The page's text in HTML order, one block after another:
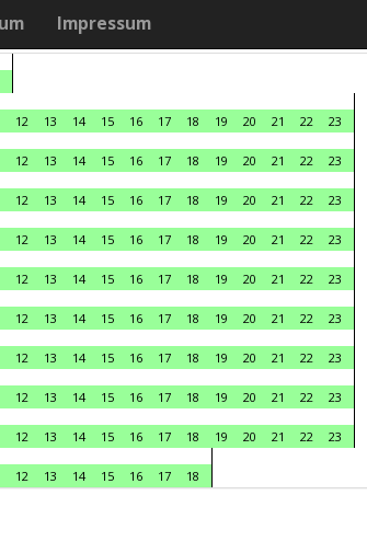
Impressum
12 13 14 15 16 17 18 19 20 21 22
23
12 13 14 15 16 17 18 19 20 21 22
23
12 13 14 15 16 17 18 19 20 21 22
23
12 13 14 15 16 17 18 19 20 21 22
23
12 13 14 15 16 17 18 19 20 21 22
23
12 13 14 15 16 17 18 19 20 21 22
23
12 13 14 15 16 17 18 19 20 21 22
23
12 13 14 15 16 17 18 19 20 21 22
23
12 13 14 15 16 17 18 19 20 21 22
23
12 13 14 15 16 17 18